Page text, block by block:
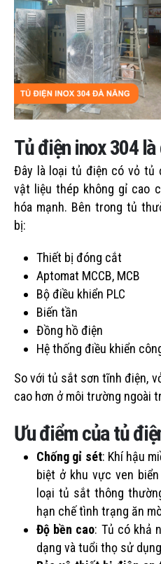
Tủ điện inox 304 là
Đây là loại tủ điện có vỏ tủ
vật liệu thép không gỉ cao
hóa mạnh. Bên trong tủ
bị:
Thiết bị đóng cắt
Aptomat MCCB, MCB
Bộ điều khiển PLC
Biến tần
Đồng hồ điện
Hệ thống điều khiển
So với tủ sắt sơn tĩnh điện,
cao hơn ở môi trường ngoài
Ưu điểm của tủ
Chống gỉ sét: Khí hậu
biệt ở khu vực ven
loại tủ sắt thông
hạn chế tình trạng ăn
Độ bền cao: Tủ có khả
dạng và tuổi thọ sử